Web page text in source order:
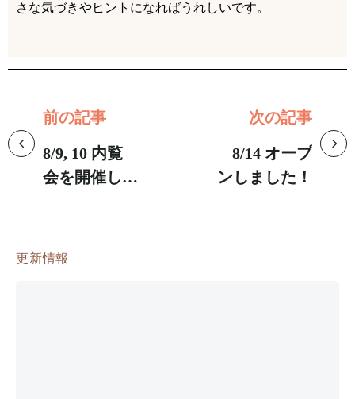
さな気づきやヒントになればうれしいです。
前の記事
8/9, 10 内覧
会を開催しま
次の記事
8/14 オープ
ンしました！
更新情報